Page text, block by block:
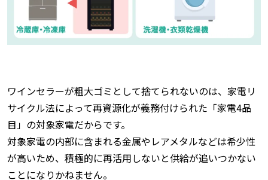
ワインセラーが粗大ゴミとして捨てられないのは、家電リ
サイクル法によって再資源化が義務付けられた「家電4品
目」の対象家電だからです。
対象家電の内部に含まれる金属やレアメタルなどは希少性
が高いため、積極的に再活用しないと供給が追いつかない
ことになりかねません。